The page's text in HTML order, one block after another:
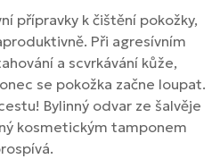
přípravky k čištění pokožky,
Při agresívním
a scvrkávání kůže,
se pokožka začne loupat.
Bylinný odvar ze šalvěje
kosmetickým tamponem